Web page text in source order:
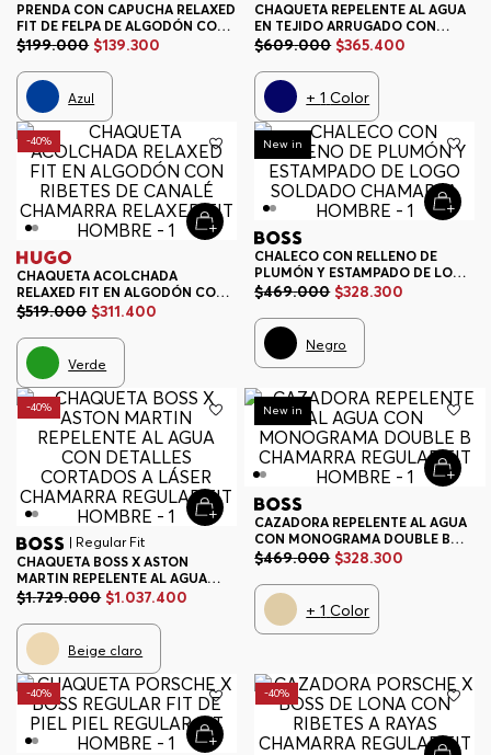
PRENDA CON CAPUCHA RELAXED
FIT DE FELPA DE ALGODÓN CON
LOGO EN DOS PARTES SUDADERA
$199.000 $139.300
Azul
CHAQUETA REPELENTE AL AGUA
EN TEJIDO ARRUGADO CON
CAPUCHA AJUSTABLE
HOMBRE
$609.000 $365.400
+1 Color
-40%
CHAQUETA ACOLCHADA
RELAXED FIT EN ALGODÓN CON
RIBETES DE CANALÉ CHAMARRA
$519.000 $311.400
Verde
-30%
New in
CHALECO CON RELLENO DE
PLUMÓN Y ESTAMPADO DE LOGO
SOLDADO CHAMARRA HOMBRE
$469.000 $328.300
Negro
-40%
| Regular Fit
CHAQUETA BOSS X ASTON
MARTIN REPELENTE AL AGUA
CON DETALLES CORTADOS A
HOMBRE
$1.729.000 $1.037.400
Beige claro
-30%
New in
CAZADORA REPELENTE AL AGUA
CON MONOGRAMA DOUBLE B
CHAMARRA REGULAR FIT
$469.000 $328.300
+1 Color
-40% -40%